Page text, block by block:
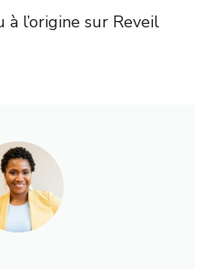
l’origine sur Reveil